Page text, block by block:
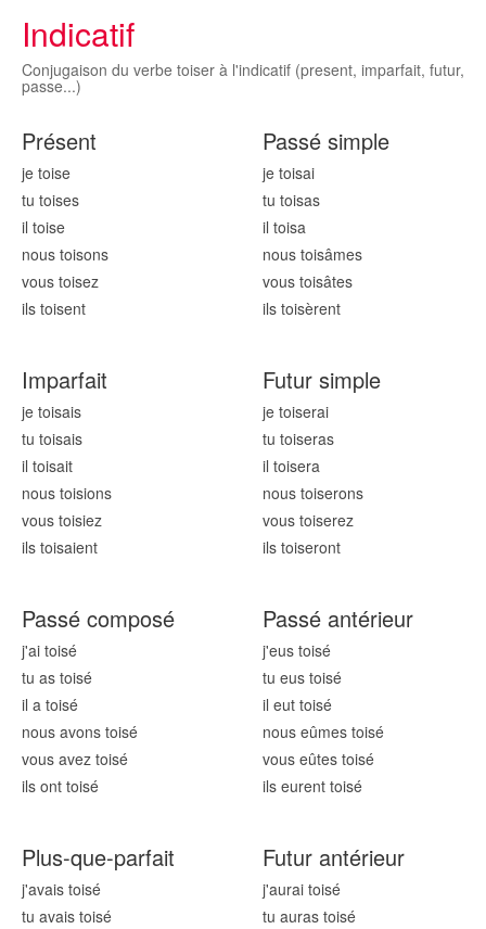
Indicatif
Conjugaison du verbe toiser à l'indicatif (present, imparfait, futur,
passe...)
Présent
je toise
tu toises
il toise
nous toisons
vous toisez
ils toisent
Passé simple
je toisai
tu toisas
il toisa
nous toisâmes
vous toisâtes
ils toisèrent
Imparfait
je toisais
tu toisais
il toisait
nous toisions
vous toisiez
ils toisaient
Futur simple
je toiserai
tu toiseras
il toisera
nous toiserons
vous toiserez
ils toiseront
Passé composé
j'ai toisé
tu as toisé
il a toisé
nous avons toisé
vous avez toisé
ils ont toisé
Passé antérieur
j'eus toisé
tu eus toisé
il eut toisé
nous eûmes toisé
vous eûtes toisé
ils eurent toisé
Plus-que-parfait
j'avais toisé
tu avais toisé
Futur antérieur
j'aurai toisé
tu auras toisé